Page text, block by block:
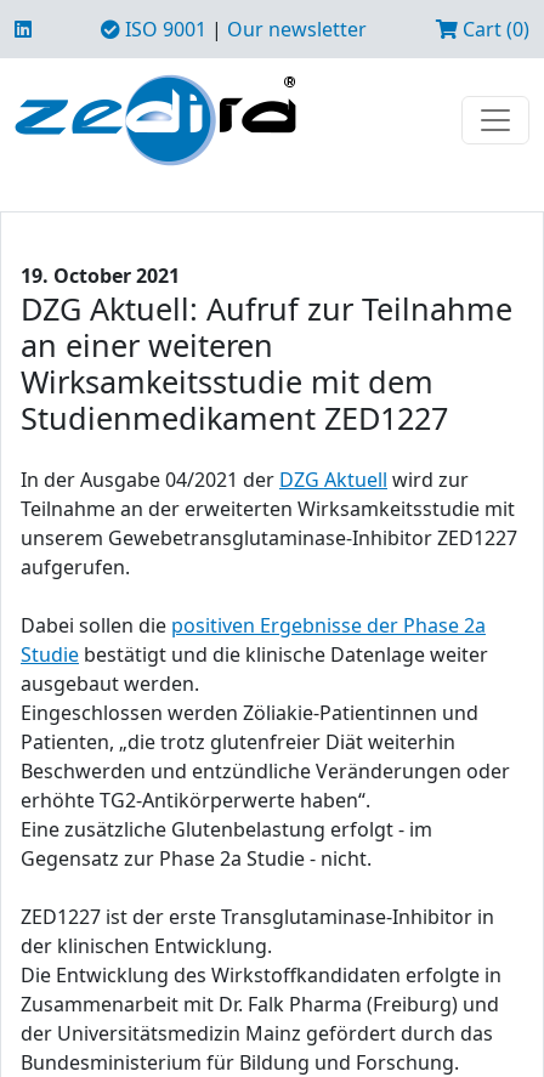
ISO 9001 | Our newsletter Cart (0)
19. October 2021
DZG Aktuell: Aufruf zur Teilnahme
an einer weiteren
Wirksamkeitsstudie mit dem
Studienmedikament ZED1227
In der Ausgabe 04/2021 der DZG Aktuell wird zur
Teilnahme an der erweiterten Wirksamkeitsstudie mit
unserem Gewebetransglutaminase-Inhibitor ZED1227
aufgerufen.
Dabei sollen die positiven Ergebnisse der Phase 2a
Studie bestätigt und die klinische Datenlage weiter
ausgebaut werden.
Eingeschlossen werden Zöliakie-Patientinnen und
Patienten, „die trotz glutenfreier Diät weiterhin
Beschwerden und entzündliche Veränderungen oder
erhöhte TG2-Antikörperwerte haben“.
Eine zusätzliche Glutenbelastung erfolgt - im
Gegensatz zur Phase 2a Studie - nicht.
ZED1227 ist der erste Transglutaminase-Inhibitor in
der klinischen Entwicklung.
Die Entwicklung des Wirkstoffkandidaten erfolgte in
Zusammenarbeit mit Dr. Falk Pharma (Freiburg) und
der Universitätsmedizin Mainz gefördert durch das
Bundesministerium für Bildung und Forschung.